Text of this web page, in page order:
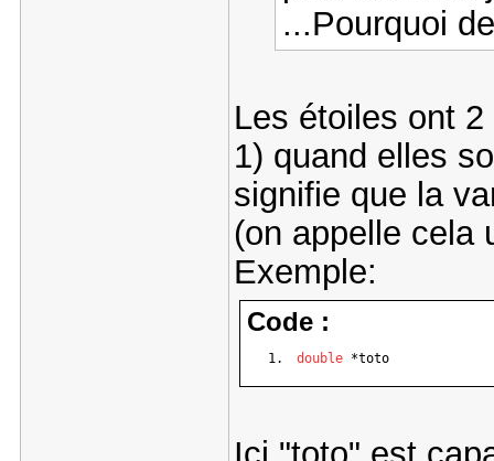
...Pourquoi
Les étoiles ont
1) quand elles
signifie que la
(on appelle cela
Exemple:
Code :
double *toto
Ici "toto" est